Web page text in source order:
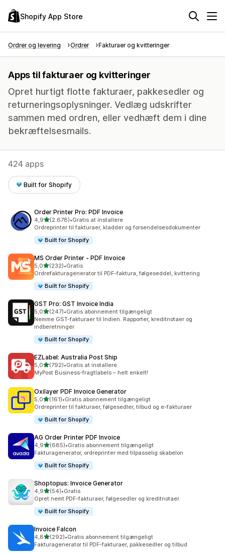
Shopify App Store
Ordrer og levering Ordrer Fakturaer og kvitteringer
Apps til fakturaer og kvitteringer
Opret hurtigt flotte fakturaer, pakkesedler og
returneringsoplysninger. Vedlæg udskrifter
sammen med ordren, eller vedhæft dem i dine
bekræftelsesmails.
424 apps
Built for Shopify
Order Printer Pro: PDF Invoice
4,9ud af 5 stjerner
(2.678)
2678 anmeldelser i alt
•Gratis at installere
Ordreprinter til fakturaer, kladder og forsendelsesdokumenter
Built for Shopify
MS Order Printer ‑ PDF Invoice
5,0ud af 5 stjerner
(232)
232 anmeldelser i alt
•Gratis
Ordrefakturagenerator til PDF-faktura, følgeseddel, kvittering
Built for Shopify
GST Pro: GST Invoice India
5,0ud af 5 stjerner
(247)
247 anmeldelser i alt
•Gratis abonnement tilgængeligt
Nemme GST-fakturaer til Indien. Rapporter, kreditnotaer og
indberetninger
Built for Shopify
EZLabel: Australia Post Ship
5,0ud af 5 stjerner
(792)
792 anmeldelser i alt
•Gratis at installere
MyPost Business-fragtlabels – helt enkelt!
Oxilayer PDF Invoice Generator
5,0ud af 5 stjerner
(161)
161 anmeldelser i alt
•Gratis abonnement tilgængeligt
Ordreprinter til fakturaer, følgesedler, tilbud og e-fakturaer
Built for Shopify
AG Order Printer PDF Invoice
4,9ud af 5 stjerner
(685)
685 anmeldelser i alt
•Gratis abonnement tilgængeligt
Fakturagenerator, ordreprinter med tilpasselig skabelon
Built for Shopify
Shoptopus: Invoice Generator
4,9ud af 5 stjerner
(54)
54 anmeldelser i alt
•Gratis
Opret nemt PDF-fakturaer, følgesedler og kreditnotaer.
Built for Shopify
Invoice Falcon
4,8ud af 5 stjerner
(292)
292 anmeldelser i alt
•Gratis abonnement tilgængeligt
Fakturagenerator til PDF-fakturaer, pakkesedler og tilbud